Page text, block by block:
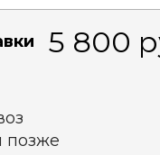
5 800
позже